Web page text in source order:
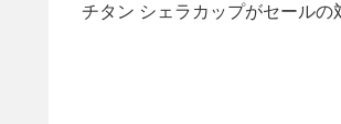
チタン シェラカップがセールの